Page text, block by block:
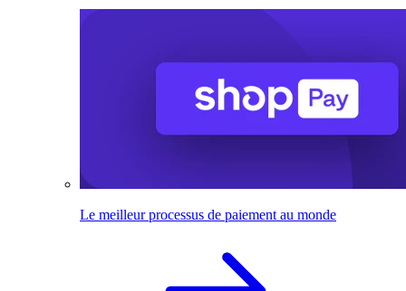
Le meilleur processus de paiement au monde